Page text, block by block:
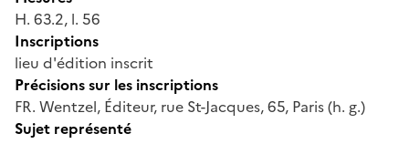
H. 63.2, l. 56
Inscriptions
lieu d'édition inscrit
Précisions sur les inscriptions
FR. Wentzel, Éditeur, rue St-Jacques, 65, Paris (h. g.)
Sujet représenté